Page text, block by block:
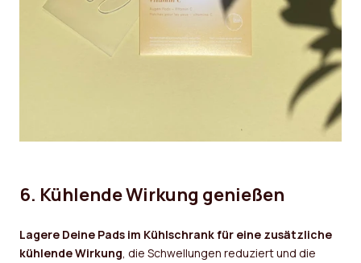
6. Kühlende Wirkung genießen
Lagere Deine Pads im Kühlschrank für eine zusätzliche
kühlende Wirkung, die Schwellungen reduziert und die